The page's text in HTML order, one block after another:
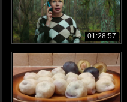
01:28:57